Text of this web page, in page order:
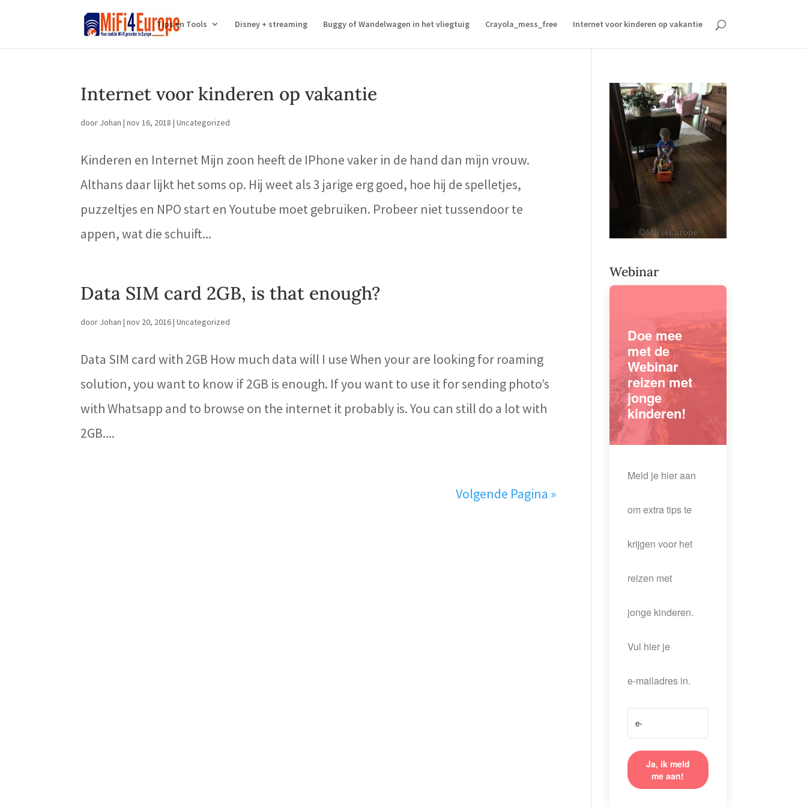
Tips en Tools Disney + streaming Buggy of Wandelwagen in het vliegtuig Crayola_mess_free Internet voor kinderen op vakantie
Internet voor kinderen op vakantie
door Johan |nov 16, 2018 |Uncategorized
Kinderen en Internet Mijn zoon heeft de IPhone vaker in de hand dan mijn vrouw.
Althans daar lijkt het soms op. Hij weet als 3 jarige erg goed, hoe hij de spelletjes,
puzzeltjes en NPO start en Youtube moet gebruiken. Probeer niet tussendoor te
appen, wat die schuift...
Data SIM card 2GB, is that enough?
door Johan |nov 20, 2016|Uncategorized
Data SIM card with 2GB How much data will I use When your are looking for roaming
solution, you want to know if 2GB is enough. If you want to use it for sending photo’s
with Whatsapp and to browse on the internet it probably is. You can still do a lot with
2GB....
Volgende Pagina »
Webinar
Doe mee
met de
Webinar
reizen met
jonge
kinderen!
Meld je hier aan
om extra tips te
krijgen voor het
reizen met
jonge kinderen.
Vul hier je
e-mailadres in.
Ja, ik meld
me aan!